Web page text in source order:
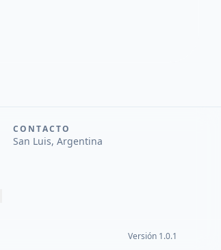
CONTACTO
San Luis, Argentina
Versión 1.0.1